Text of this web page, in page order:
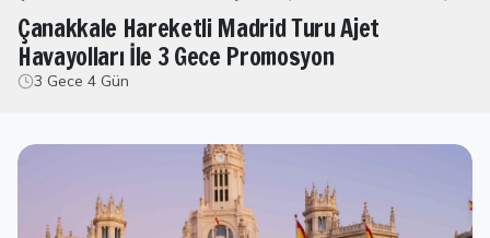
Çanakkale Hareketli Madrid Turu Ajet
Havayolları İle 3 Gece Promosyon
3 Gece 4 Gün